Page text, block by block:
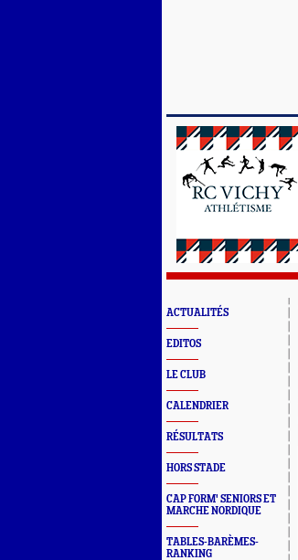
ACTUALITÉS
EDITOS
LE CLUB
CALENDRIER
RÉSULTATS
HORS STADE
CAP FORM' SENIORS ET
MARCHE NORDIQUE
TABLES-BARÈMES-
RANKING